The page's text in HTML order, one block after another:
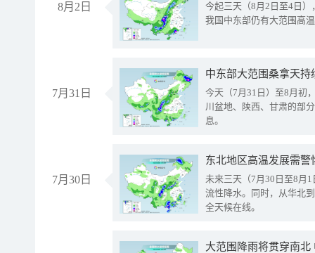
8月2日
今起三天（8月2日至4日
我国中东部仍有大范围高
7月31日
中东部大范围桑拿天
今天（7月31日）至8月初
川盆地、陕西、甘肃的部
息。
7月30日
东北地区高温发展需
未来三天（7月30日至8月
流性降水。同时，从华北
全天候在线。
大范围降雨将贯穿南